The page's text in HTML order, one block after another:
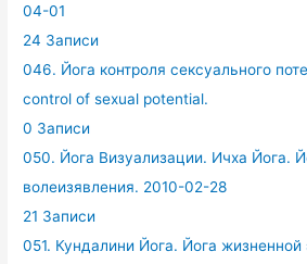
04-01
24 Записи
046. Йога контроля сексуального
control of sexual potential.
0 Записи
050. Йога Визуализации. Ичха Йога.
волеизявления. 2010-02-28
21 Записи
051. Кундалини Йога. Йога